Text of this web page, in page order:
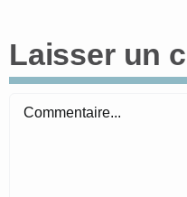
Laisser un
Commentaire